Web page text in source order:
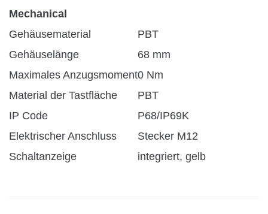
Mechanical
Gehäusematerial
PBT
Gehäuselänge
68 mm
Maximales Anzugsmoment0 Nm
Material der Tastfläche
PBT
IP Code
P68/IP69K
Elektrischer Anschluss
Stecker M12
Schaltanzeige
integriert, gelb